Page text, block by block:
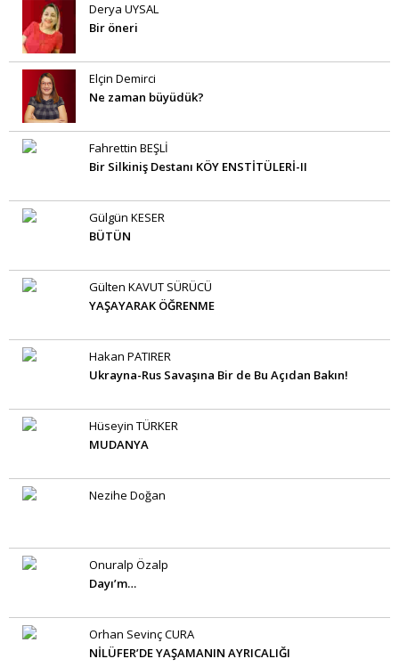
Derya UYSAL
Bir öneri
Elçin Demirci
Ne zaman büyüdük?
Fahrettin BEŞLİ
Bir Silkiniş Destanı KÖY ENSTİTÜLERİ-II
Gülgün KESER
BÜTÜN
Gülten KAVUT SÜRÜCÜ
YAŞAYARAK ÖĞRENME
Hakan PATIRER
Ukrayna-Rus Savaşına Bir de Bu Açıdan Bakın!
Hüseyin TÜRKER
MUDANYA
Nezihe Doğan
Onuralp Özalp
Dayı’m…
Orhan Sevinç CURA
NİLÜFER’DE YAŞAMANIN AYRICALIĞI